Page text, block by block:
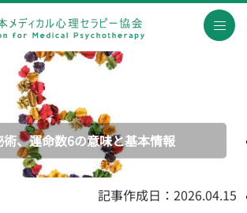
術、運命数6の意味と基本情報
記事作成日：2026.04.15